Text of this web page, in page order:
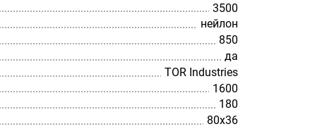
3500
нейлон
850
да
TOR Industries
1600
180
80х36